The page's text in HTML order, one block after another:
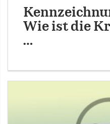
Wie ist die
…